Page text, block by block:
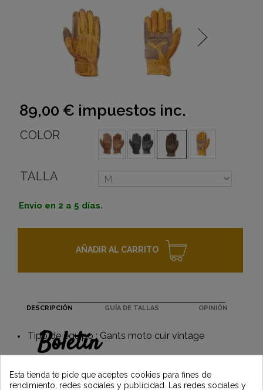
89,00 € impuestos inc.
COLOR
TALLA
Envío en 2 a 5 días.
AÑADIR AL CARRITO
DESCRIPCIÓN GUÍA DE TALLAS OPINIÓN
Tipo de equipo : Gants moto cuir vintage
Boletín
suscribiéndose y manténgase informado de
las últimas noticias de Vintage Motors
Esta tienda te pide que aceptes cookies para fines de
rendimiento, redes sociales y publicidad. Las redes sociales y